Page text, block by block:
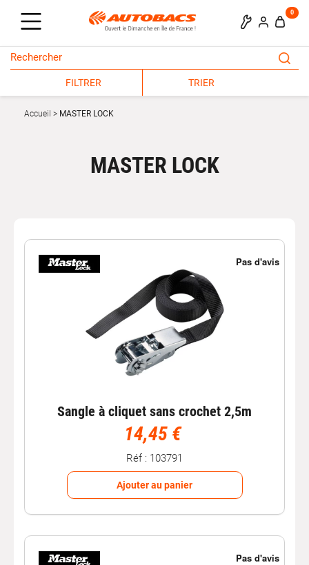
0
FILTRER TRIER
Accueil MASTER LOCK
MASTER LOCK
Sangle à cliquet sans crochet 2,5m
14,45 €
Réf : 103791
Ajouter au panier